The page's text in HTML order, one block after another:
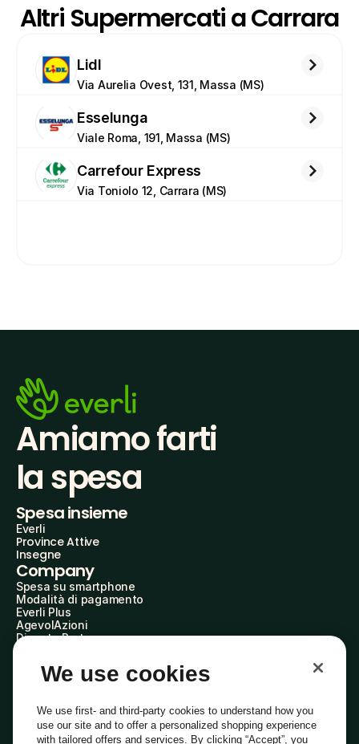
Altri Supermercati a Carrara
Lidl
Via Aurelia Ovest, 131, Massa (MS)
Esselunga
Viale Roma, 191, Massa (MS)
Carrefour Express
Via Toniolo 12, Carrara (MS)
Amiamo farti
la spesa
Spesa insieme
Everli
Province Attive
Insegne
Company
Spesa su smartphone
Modalità di pagamento
Everli Plus
AgevolAzioni
Diventa Partner
Everli Shoppers
About Us
Everli News
Domande frequenti
Lavora con noi
We use cookies
We use first- and third-party cookies to understand how you
use our site and to offer a personalized shopping experience
with tailored offers and services. By clicking “Accept”, you